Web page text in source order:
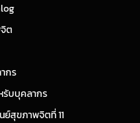
ต
กร
บบุคลากร
ย์สุขภาพจิตที่ 11